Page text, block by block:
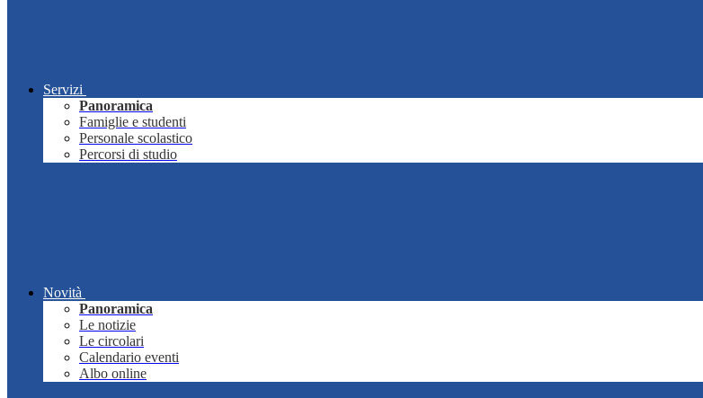
Servizi
Panoramica
Famiglie e studenti
Personale scolastico
Percorsi di studio
Novità
Panoramica
Le notizie
Le circolari
Calendario eventi
Albo online